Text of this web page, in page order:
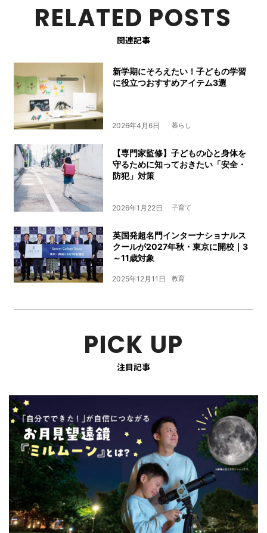
RELATED POSTS
関連記事
新学期にそろえたい！子どもの学習
に役立つおすすめアイテム3選
2026年4月6日 暮らし
【専門家監修】子どもの心と身体を
守るために知っておきたい「安全・
防犯」対策
2026年1月22日 子育て
英国発超名門インターナショナルス
クールが2027年秋・東京に開校｜3
～11歳対象
2025年12月11日 教育
PICK UP
注目記事